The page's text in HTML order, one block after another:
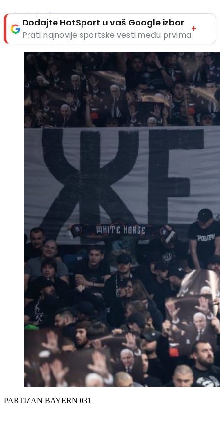
Dodajte HotSport u vaš Google izbor
Prati najnovije sportske vesti među prvima
+
PARTIZAN BAYERN 031